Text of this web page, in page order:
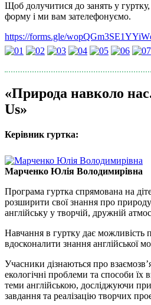
Щоб долучитися до занять у гуртку,
форму і ми вам зателефонуємо.
https://forms.gle/
«Природа навколо
Us»
Керівник гуртка:
Марченко Юлія Володимирівна
Програма гуртка спрямована на
розширити свої знання про
англійську у творчій, дружній
Навчання в гуртку дає можливість
вдосконалити знання англійської
Учасники дізнаються про
екологічні проблеми та способи їх
теми англійською, досліджуючи
завдання та реалізацію творчих